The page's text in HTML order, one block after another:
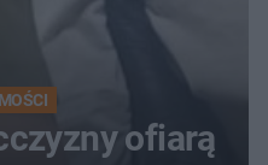
ofiarą